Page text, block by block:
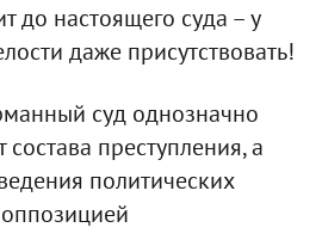
до настоящего суда – у
даже присутствовать!
суд однозначно
преступления, а
политических